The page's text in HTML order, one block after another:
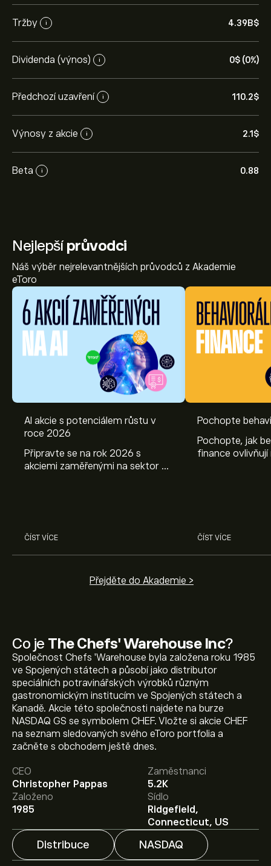
Tržby i 4.39B‎$‎
Dividenda (výnos) i 0‎$‎ (0%)
Předchozí uzavření i 110.2‎$‎
Výnosy z akcie i 2.1‎$‎
Beta i 0.88
Co je The Chefs' Warehouse Inc?
Společnost Chefs 'Warehouse byla založena roku 1985
ve Spojených státech a působí jako distributor
speciálních potravinářských výrobků různým
gastronomickým institucím ve Spojených státech a
Kanadě. Akcie této společnosti najdete na burze
NASDAQ GS se symbolem CHEF. Vložte si akcie CHEF
na seznam sledovaných svého eToro portfolia a
začněte s obchodem ještě dnes.
CEO
Christopher Pappas
Zaměstnanci
5.2K
Založeno
1985
Sídlo
Ridgefield,
Connecticut, US
Distribuce NASDAQ
Nejlepšíprůvodci
Náš výběr nejrelevantnějších průvodců z Akademie
eToro
AI akcie s potenciálem růstu v
roce 2026
Připravte se na rok 2026 s
akciemi zaměřenými na sektor AI.
ČÍST VÍCE
Pochopte
Pochopte, jak
finance
ČÍST VÍCE
Přejděte do Akademie >
Aktuální cena akcie CHEF je 110.20‎$‎.
Průměrný cenový cíl pro akcie The Chefs' Warehouse
Inc je 110.20‎$‎.
na eToro a získejte
detailní prognózy analytiků i cenové cíle.
Analytici nabízí prognózy pro akcie The Chefs'
Warehouse Inc na základě tržních trendů, finančních